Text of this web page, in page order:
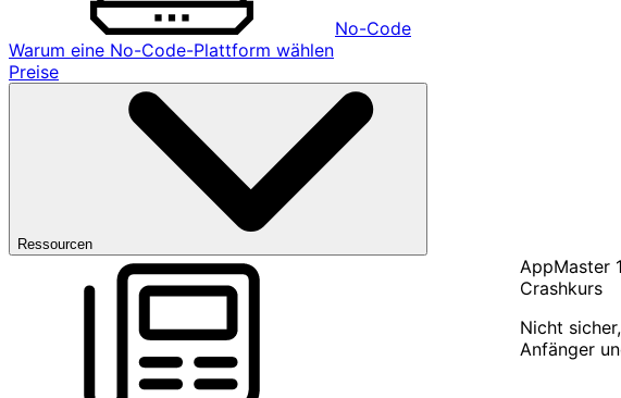
No-Code
Warum eine No-Code-Plattform wählen
Preise
Ressourcen
AppMaster
Crashkurs
Nicht
Anfänger